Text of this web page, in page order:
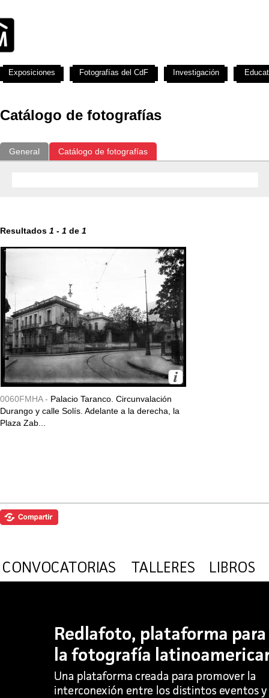
Catálogo de fotografías
General Catálogo de fotografías
Resultados 1 - 1 de 1
0060FMHA - Palacio Taranco. Circunvalación
Durango y calle Solís. Adelante a la derecha, la
Plaza Zab...
Exposiciones Fotografías del CdF Investigación